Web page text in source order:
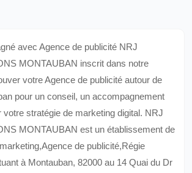
avec Agence de publicité NRJ
MONTAUBAN inscrit dans notre
votre Agence de publicité autour de
pour un conseil, un accompagnement
votre stratégie de marketing digital. NRJ
MONTAUBAN est un établissement de
de publicité,Régie
à Montauban, 82000 au 14 Quai du Dr